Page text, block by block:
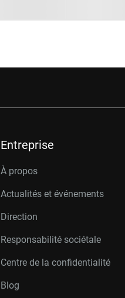
Entreprise
À propos
Actualités et événements
Direction
Responsabilité sociétale
Centre de la confidentialité
Blog